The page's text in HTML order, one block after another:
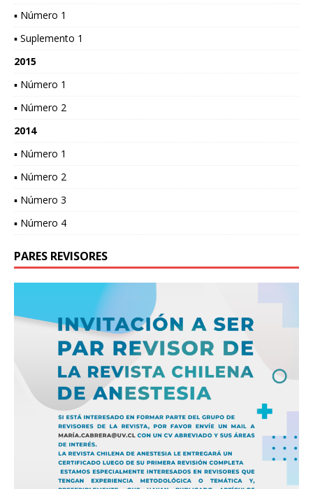
▪ Número 1
▪ Suplemento 1
2015
▪ Número 1
▪ Número 2
2014
▪ Número 1
▪ Número 2
▪ Número 3
▪ Número 4
PARES REVISORES